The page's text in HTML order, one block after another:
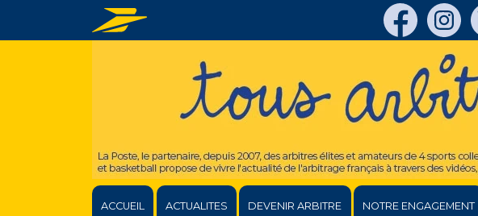
ACCUEIL ACTUALITES DEVENIR ARBITRE NOTRE ENGAGEMENT